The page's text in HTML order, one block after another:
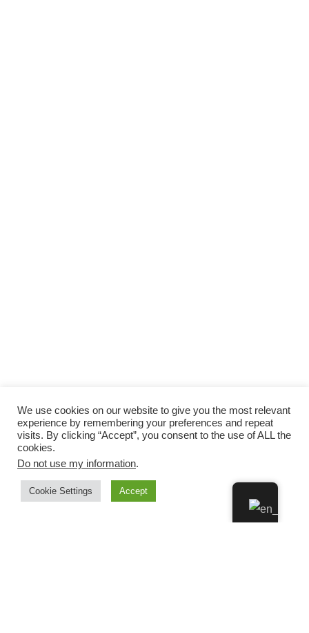
We use cookies on our website to give you the most relevant
experience by remembering your preferences and repeat
visits. By clicking “Accept”, you consent to the use of ALL the
cookies.
Do not use my information.
Cookie Settings Accept